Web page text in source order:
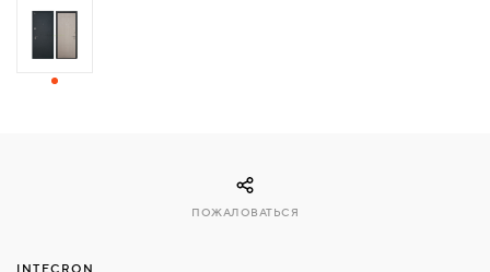
СВЯЗАТЬСЯ
INTECRON
ПОЖАЛОВАТЬСЯ